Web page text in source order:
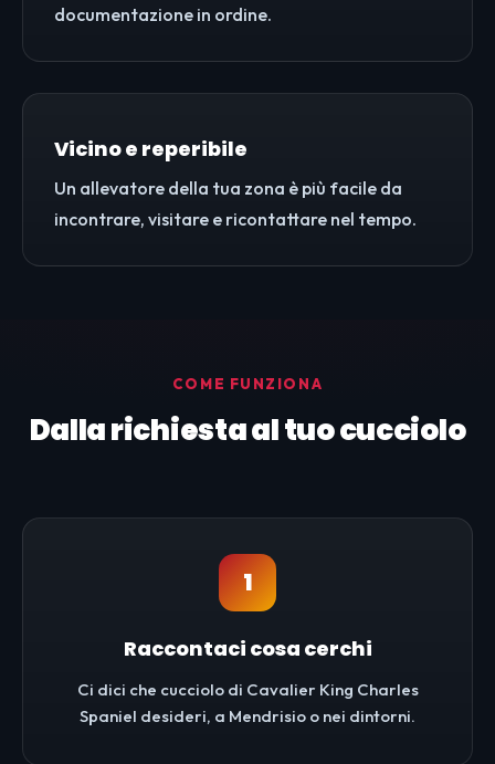
documentazione in ordine.
Vicino e reperibile
Un allevatore della tua zona è più facile da
incontrare, visitare e ricontattare nel tempo.
COME FUNZIONA
Dalla richiesta al tuo cucciolo
1
Raccontaci cosa cerchi
Ci dici che cucciolo di Cavalier King Charles
Spaniel desideri, a Mendrisio o nei dintorni.